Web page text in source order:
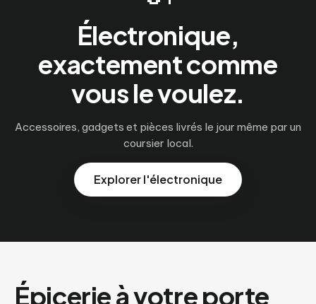
Électronique,
exactement comme
vous le voulez.
Accessoires, gadgets et pièces livrés le jour même par un
coursier local.
Explorer l'électronique
Épicerie à votre porte